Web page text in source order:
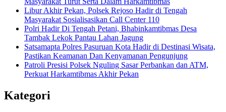
Libur Akhir Pekan, Polsek Rejoso Hadir di Tengah
Masyarakat Sosialisasikan Call Center 110
Polri Hadir Di Tengah Petani, Bhabinkamtibmas Desa
Tambak Lekok Pantau Lahan Jagung
Satsamapta Polres Pasuruan Kota Hadir di Destinasi Wisata,
Pastikan Keamanan Dan Kenyamanan Pengunjung
Patroli Presisi Polsek Nguling Sasar Perbankan dan ATM,
Perkuat Harkamtibmas Akhir Pekan
Kategori